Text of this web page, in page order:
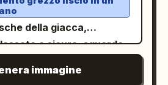
della giacca,
e sicura, sguardo
un
immagine